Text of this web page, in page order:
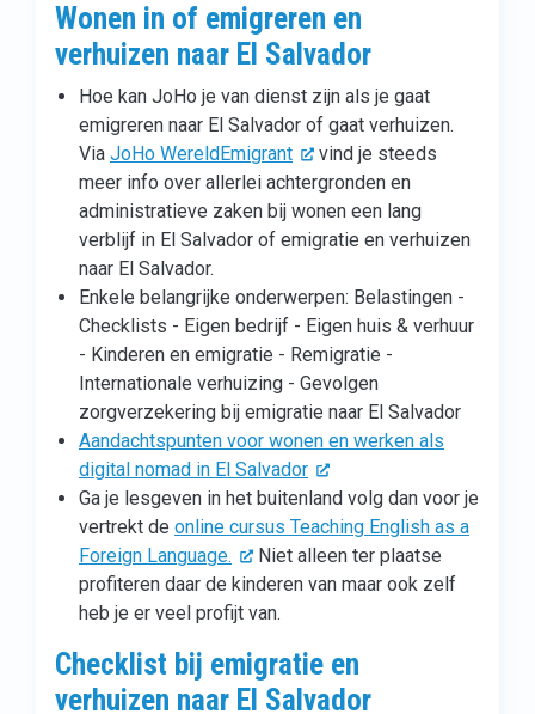
Wonen in of emigreren en
verhuizen naar El Salvador
Hoe kan JoHo je van dienst zijn als je gaat
emigreren naar El Salvador of gaat verhuizen.
Via JoHo WereldEmigrant
vind je steeds
meer info over allerlei achtergronden en
administratieve zaken bij wonen een lang
verblijf in El Salvador of emigratie en verhuizen
naar El Salvador.
Enkele belangrijke onderwerpen: Belastingen -
Checklists - Eigen bedrijf - Eigen huis & verhuur
- Kinderen en emigratie - Remigratie -
Internationale verhuizing - Gevolgen
zorgverzekering bij emigratie naar El Salvador
Aandachtspunten voor wonen en werken als
digital nomad in El Salvador
Ga je lesgeven in het buitenland volg dan voor je
vertrekt de online cursus Teaching English as a
Foreign Language.
Niet alleen ter plaatse
profiteren daar de kinderen van maar ook zelf
heb je er veel profijt van.
Checklist bij emigratie en
verhuizen naar El Salvador